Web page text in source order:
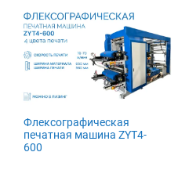
Флексографическая
печатная машина ZYT4-
600